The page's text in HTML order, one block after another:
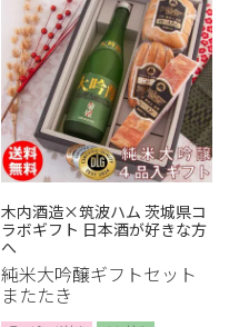
木内酒造×筑波ハム 茨城県コ
ラボギフト 日本酒が好きな方
へ
純米大吟醸ギフトセット
またたき